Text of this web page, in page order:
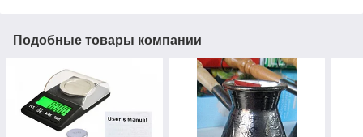
Подобные товары компании